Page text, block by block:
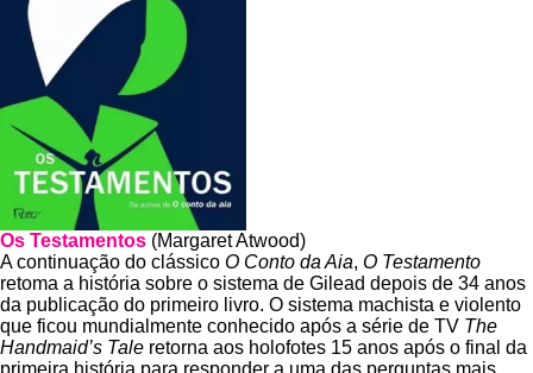
Os Testamentos (Margaret Atwood)
A continuação do clássico O Conto da Aia, O Testamento
retoma a história sobre o sistema de Gilead depois de 34 anos
da publicação do primeiro livro. O sistema machista e violento
que ficou mundialmente conhecido após a série de TV The
Handmaid’s Tale retorna aos holofotes 15 anos após o final da
primeira história para responder a uma das perguntas mais